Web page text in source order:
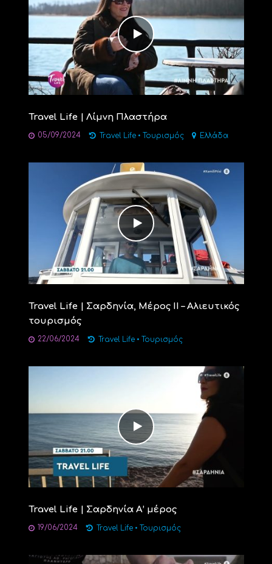
Travel Life | Λίμνη Πλαστήρα
05/09/2024 Travel Life • Τουρισμός Ελλάδα
Travel Life | Σαρδηνία, Μέρος ΙΙ – Αλιευτικός
τουρισμός
22/06/2024 Travel Life • Τουρισμός
Travel Life | Σαρδηνία Α’ μέρος
19/06/2024 Travel Life • Τουρισμός